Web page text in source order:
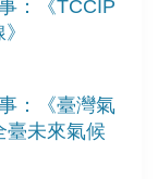
：《TCCIP
：《臺灣氣
臺未來氣候